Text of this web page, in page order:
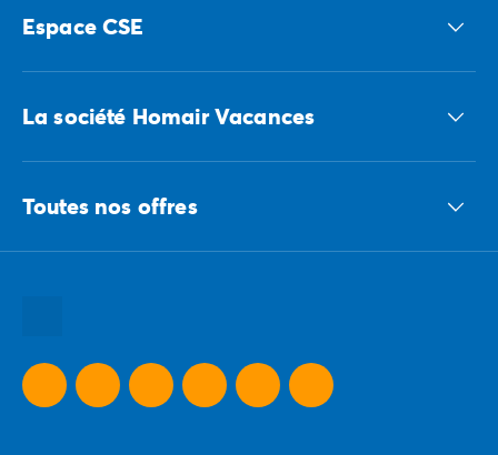
Espace CSE
La société Homair Vacances
Nous recrutons
Toutes nos offres
Camping Dernière Minute